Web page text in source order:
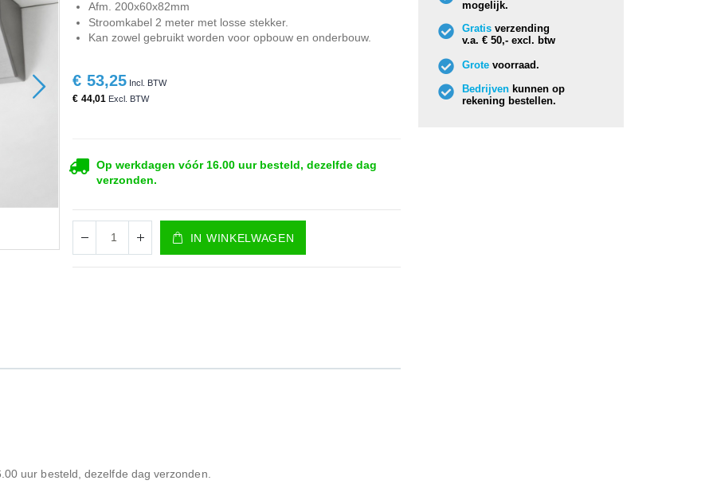
Afm. 200x60x82mm
Stroomkabel 2 meter met losse stekker.
Kan zowel gebruikt worden voor opbouw en onderbouw.
€ 53,25
€ 44,01
Op werkdagen vóór 16.00 uur besteld, dezelfde dag
verzonden.
IN WINKELWAGEN
uur besteld, dezelfde dag verzonden.
mogelijk.
Gratis verzending
v.a. € 50,- excl. btw
Grote voorraad.
Bedrijven kunnen op
rekening bestellen.